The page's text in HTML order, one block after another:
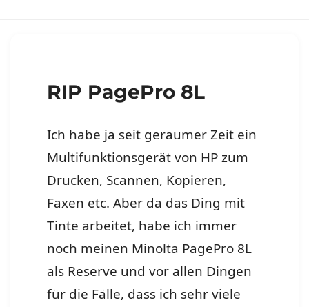
RIP PagePro 8L
Ich habe ja seit geraumer Zeit ein
Multifunktionsgerät von HP zum
Drucken, Scannen, Kopieren,
Faxen etc. Aber da das Ding mit
Tinte arbeitet, habe ich immer
noch meinen Minolta PagePro 8L
als Reserve und vor allen Dingen
für die Fälle, dass ich sehr viele